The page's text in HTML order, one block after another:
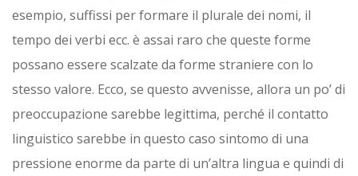
esempio, suffissi per formare il plurale dei nomi, il
tempo dei verbi ecc. è assai raro che queste forme
possano essere scalzate da forme straniere con lo
stesso valore. Ecco, se questo avvenisse, allora un po’ di
preoccupazione sarebbe legittima, perché il contatto
linguistico sarebbe in questo caso sintomo di una
pressione enorme da parte di un’altra lingua e quindi di